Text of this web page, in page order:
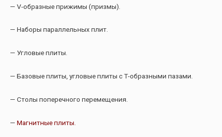
— V-образные прижимы (призмы).
— Наборы параллельных плит.
— Угловые плиты.
— Базовые плиты, угловые плиты с Т-образными пазами.
— Столы поперечного перемещения.
— Магнитные плиты.